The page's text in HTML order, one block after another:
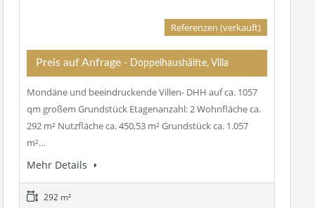
Referenzen (verkauft)
Preis auf Anfrage - Doppelhaushälfte, Villa
Mondäne und beeindruckende Villen- DHH auf ca. 1057
qm großem Grundstück Etagenanzahl: 2 Wohnfläche ca.
292 m² Nutzfläche ca. 450,53 m² Grundstück ca. 1.057
m²…
Mehr Details
292 m²